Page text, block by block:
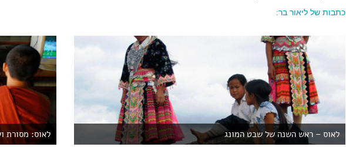
כתבות של ליאור בר:
לאוס – ראש השנה של שבט המונג לאוס: מסורת